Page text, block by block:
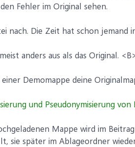
Fehler im Original sehen.
nach. Die Zeit hat schon jemand
anders aus als das Original.
Demomappe deine
und Pseudonymisierung
Mappe wird im
sie später im Ablageordner